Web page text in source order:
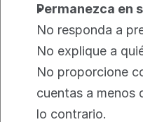
Permanezca en
No responda a
No explique a
No proporcione
cuentas a menos
lo contrario.